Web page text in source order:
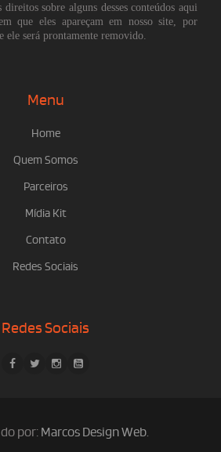
direitos sobre alguns desses conteúdos aqui
que eles apareçam em nosso site, por
ele será prontamente removido.
Menu
Home
Quem Somos
Parceiros
Mídia Kit
Contato
Redes Sociais
Redes Sociais
por: Marcos Design Web.